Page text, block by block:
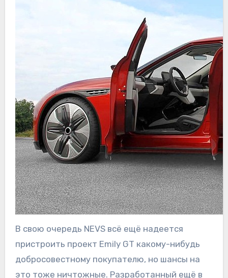
В свою очередь NEVS всё ещё надеется
пристроить проект Emily GT какому-нибудь
добросовестному покупателю, но шансы на
это тоже ничтожные. Разработанный ещё в